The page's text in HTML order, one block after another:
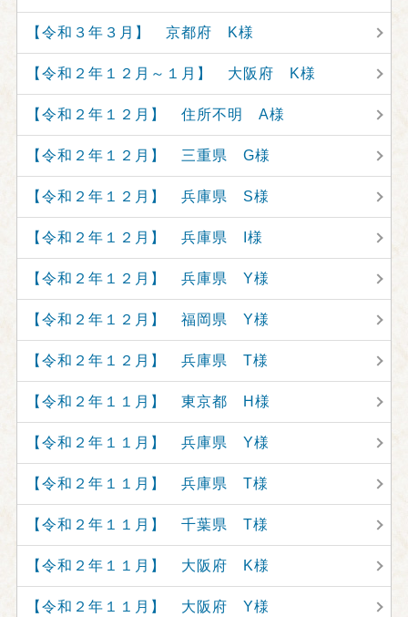
【令和３年３月】 京都府 K様
【令和２年１２月～１月】 大阪府 K様
【令和２年１２月】 住所不明 A様
【令和２年１２月】 三重県 G様
【令和２年１２月】 兵庫県 S様
【令和２年１２月】 兵庫県 I様
【令和２年１２月】 兵庫県 Y様
【令和２年１２月】 福岡県 Y様
【令和２年１２月】 兵庫県 T様
【令和２年１１月】 東京都 H様
【令和２年１１月】 兵庫県 Y様
【令和２年１１月】 兵庫県 T様
【令和２年１１月】 千葉県 T様
【令和２年１１月】 大阪府 K様
【令和２年１１月】 大阪府 Y様